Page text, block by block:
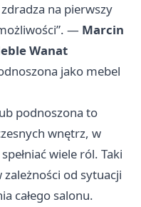
na pierwszy
— Marcin
Wanat
jako mebel
podnoszona to
wnętrz, w
wiele ról. Taki
od sytuacji
całego salonu.